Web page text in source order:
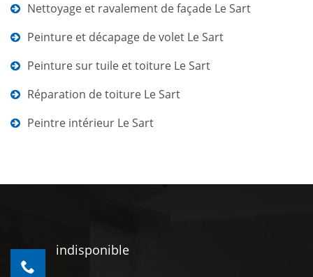
Nettoyage et ravalement de façade Le Sart
Peinture et décapage de volet Le Sart
Peinture sur tuile et toiture Le Sart
Réparation de toiture Le Sart
Peintre intérieur Le Sart
indisponible